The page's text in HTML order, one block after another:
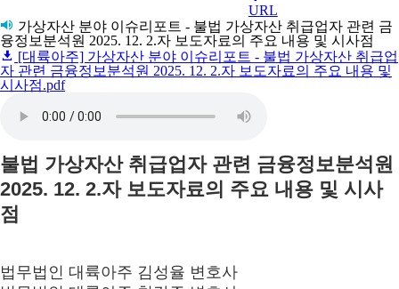
URL
가상자산 분야 이슈리포트 - 불법 가상자산 취급업자 관련 금
융정보분석원 2025. 12. 2.자 보도자료의 주요 내용 및 시사점
[대륙아주] 가상자산 분야 이슈리포트 - 불법 가상자산 취급업
자 관련 금융정보분석원 2025. 12. 2.자 보도자료의 주요 내용 및
시사점.pdf
불법 가상자산 취급업자 관련 금융정보분석원
2025. 12. 2.자 보도자료의 주요 내용 및 시사
점
법무법인 대륙아주 김성율 변호사